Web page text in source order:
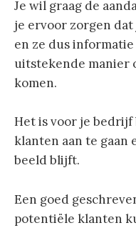
Je wil graag de
je ervoor zorgen
en ze dus informatie
uitstekende manier
komen.
Het is voor je
klanten aan te gaan
beeld blijft.
Een goed
potentiële klanten